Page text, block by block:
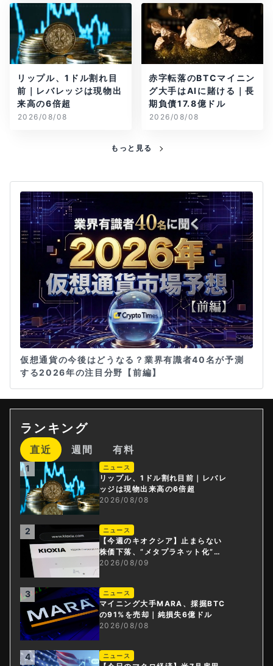
リップル、1ドル割れ目
前｜レバレッジは現物出
来高の6倍超
2026/08/08
赤字転落のBTCマイニン
グ大手はAIに賭ける｜長
期負債17.8億ドル
2026/08/08
もっと見る
仮想通貨の今後はどうなる？業界有識者40名が予測
する2026年の注目分野【前編】
ランキング
直近 週間 有料
1 ニュース
リップル、1ドル割れ目前｜レバレ
ッジは現物出来高の6倍超
2026/08/08
2 ニュース
【今週のキオクシア】止まらない
株価下落、”メタプラネット化”の
指摘は本当？
2026/08/09
3 ニュース
マイニング大手MARA、採掘BTC
の91%を売却｜純損失6億ドル
2026/08/08
4 ニュース